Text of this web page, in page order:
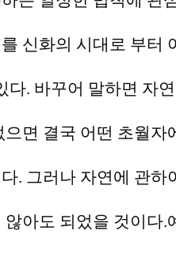
신화의 시대로 부터
다. 바꾸어 말하면 자
으면 결국 어떤 초월
. 그러나 자연에 관
않아도 되었을 것이다